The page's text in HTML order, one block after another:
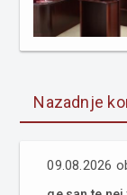
Nazadnje
09.08.2026